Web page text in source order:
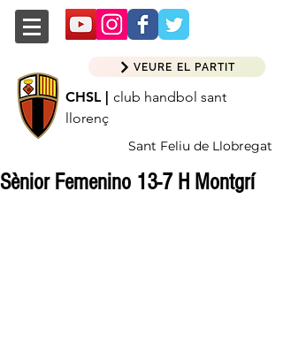
CHSL | club handbol sant
llorenç
Sant Feliu de Llobregat
VEURE EL PARTIT
Sènior Femenino 13-7 H Montgrí